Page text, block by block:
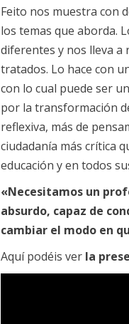
Feito nos muestra con
los temas que aborda.
diferentes y nos lleva
tratados. Lo hace con
con lo cual puede ser
por la transformación
reflexiva, más de
ciudadanía más crítica
educación y en todos
«Necesitamos un
absurdo, capaz de
cambiar el modo en
Aquí podéis ver la